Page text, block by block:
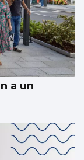
a un